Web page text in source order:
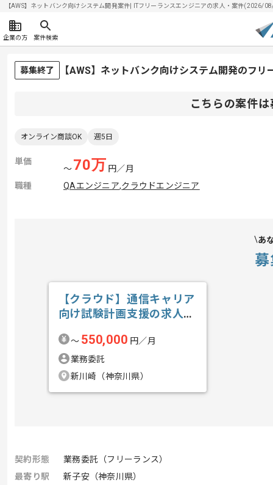
【AWS】ネットバンク向けシステム開発案件| ITフリーランスエンジニアの求人・案件(2026/
企業の方 案件検索
募集終了 【AWS】ネットバンク向けシステム開発のフリ
こちらの案件
オンライン商談OK 週5日
単価
〜70万 円／月
職種
QAエンジニア,クラウドエンジニア
あ
【クラウド】通信キャリア
向け試験計画支援の求人・
〜 550,000 円／月
業務委託
新川崎（神奈川県）
契約形態
業務委託（フリーランス）
最寄り駅
新子安（神奈川県）